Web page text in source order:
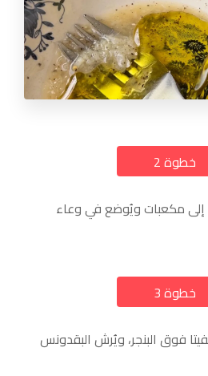
خطوة 2
مكعبات ويُوضع في وعاء
خطوة 3
فوق البنجر، ويُرش البقدونس